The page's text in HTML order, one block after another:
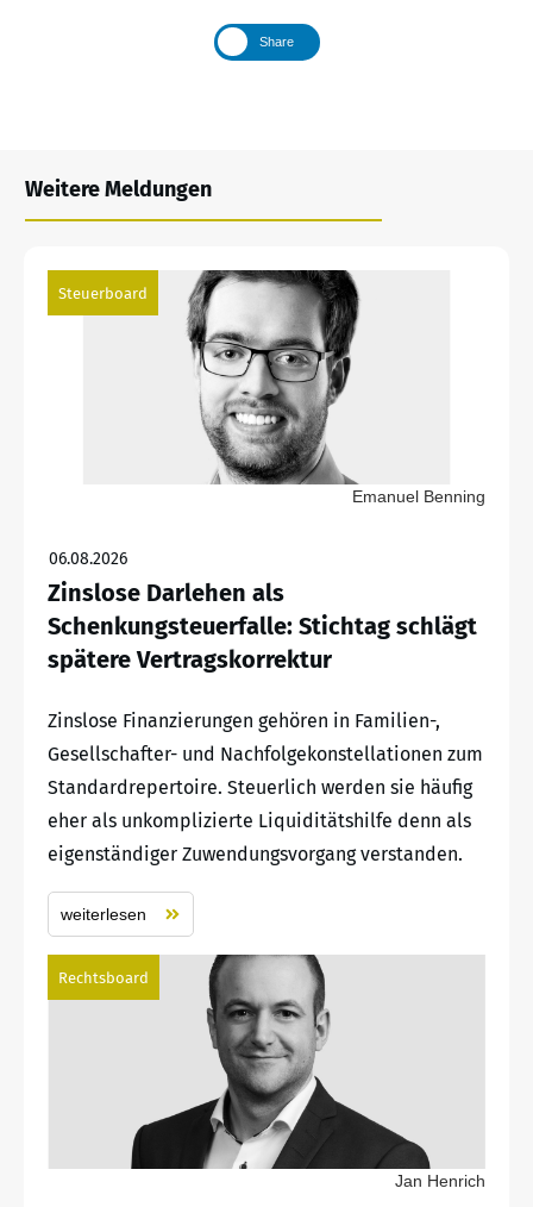
Share
Weitere Meldungen
Steuerboard
Emanuel Benning
06.08.2026
Zinslose Darlehen als
Schenkungsteuerfalle: Stichtag schlägt
spätere Vertragskorrektur
Zinslose Finanzierungen gehören in Familien-,
Gesellschafter- und Nachfolgekonstellationen zum
Standardrepertoire. Steuerlich werden sie häufig
eher als unkomplizierte Liquiditätshilfe denn als
eigenständiger Zuwendungsvorgang verstanden.
weiterlesen
Rechtsboard
Jan Henrich